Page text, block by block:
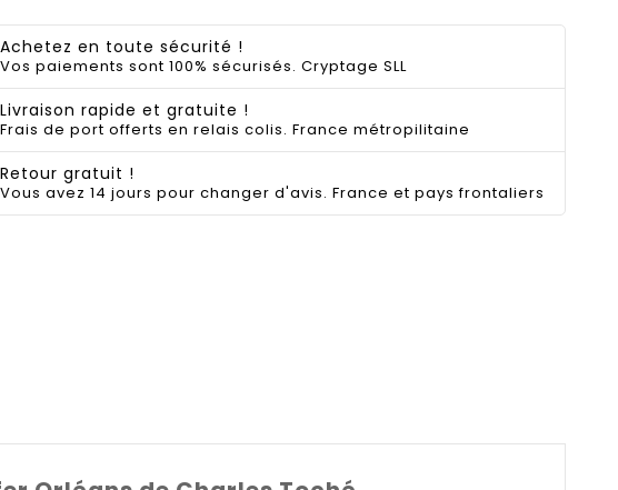
Achetez en toute sécurité !
Vos paiements sont 100% sécurisés. Cryptage SLL
Livraison rapide et gratuite !
Frais de port offerts en relais colis. France métropilitaine
Retour gratuit !
Vous avez 14 jours pour changer d'avis. France et pays frontaliers